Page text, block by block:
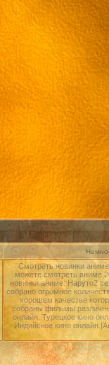
Смотреть новинки
можете смотреть аниме
новинки аниме: Наруто2
собрано огромное
хорошем качестве
собраны фильмы
онлайн, Турецкое кино
Индийское кино